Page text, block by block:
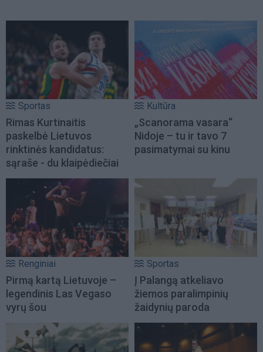
Sportas
Rimas Kurtinaitis
paskelbė Lietuvos
rinktinės kandidatus:
sąraše - du klaipėdiečiai
Kultūra
„Scanorama vasara“
Nidoje – tu ir tavo 7
pasimatymai su kinu
Renginiai
Pirmą kartą Lietuvoje –
legendinis Las Vegaso
vyrų šou
Sportas
Į Palangą atkeliavo
žiemos paralimpinių
žaidynių paroda